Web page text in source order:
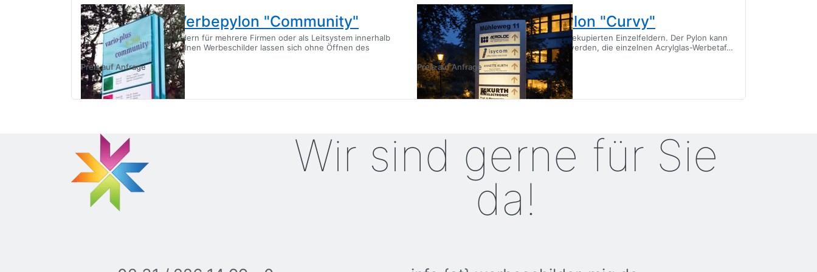
Mehrfirmen-Werbepylon "Community"
Werbepylon mit Einzelschildern für mehrere Firmen oder als Leitsystem innerhalb
eines Gebäudes. Alle einzelnen Werbeschilder lassen sich ohne Öffnen des
Pylons…
Preis auf Anfrage
Mehrfirmen-Werbepylon "Curvy"
Ein attraktiv gewölbter Werbepylon mit dekupierten Einzelfeldern. Der Pylon kann
beleuchtet und unbeleuchtet gestaltet werden, die einzelnen Acrylglas-Werbetaf…
Preis auf Anfrage
Wir sind gerne für Sie
da!